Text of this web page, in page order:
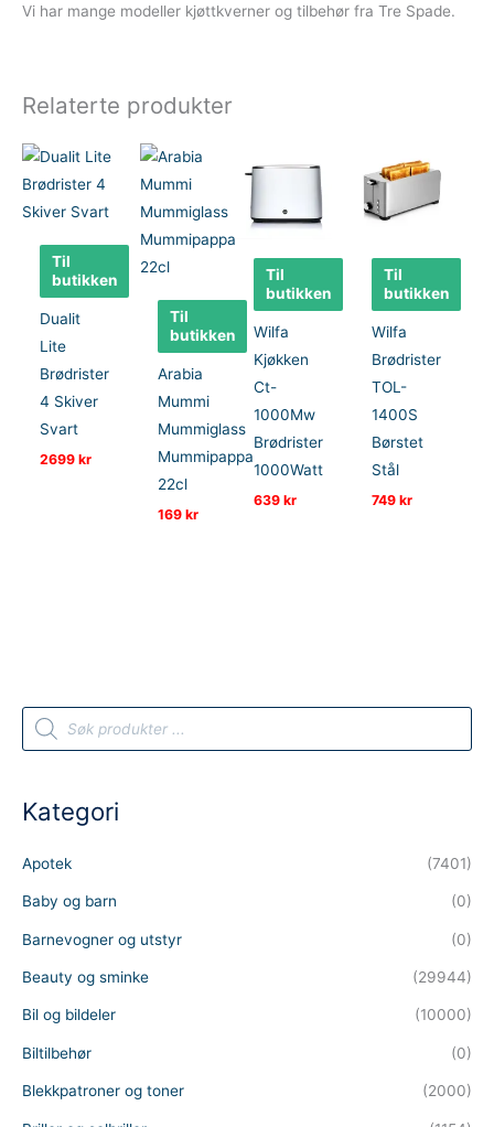
Vi har mange modeller kjøttkverner og tilbehør fra Tre Spade.
Relaterte produkter
Til
butikken
Dualit
Lite
Brødrister
4 Skiver
Svart
2699kr
Til
butikken
Arabia
Mummi
Mummiglass
Mummipappa
22cl
169kr
Til
butikken
Wilfa
Kjøkken
Ct-
1000Mw
Brødrister
1000Watt
639kr
Til
butikken
Wilfa
Brødrister
TOL-
1400S
Børstet
Stål
749kr
P
d
t
s
a
r
h
Kategori
Apotek (7401)
Baby og barn (0)
Barnevogner og utstyr (0)
Beauty og sminke (29944)
Bil og bildeler (10000)
Biltilbehør (0)
Blekkpatroner og toner (2000)